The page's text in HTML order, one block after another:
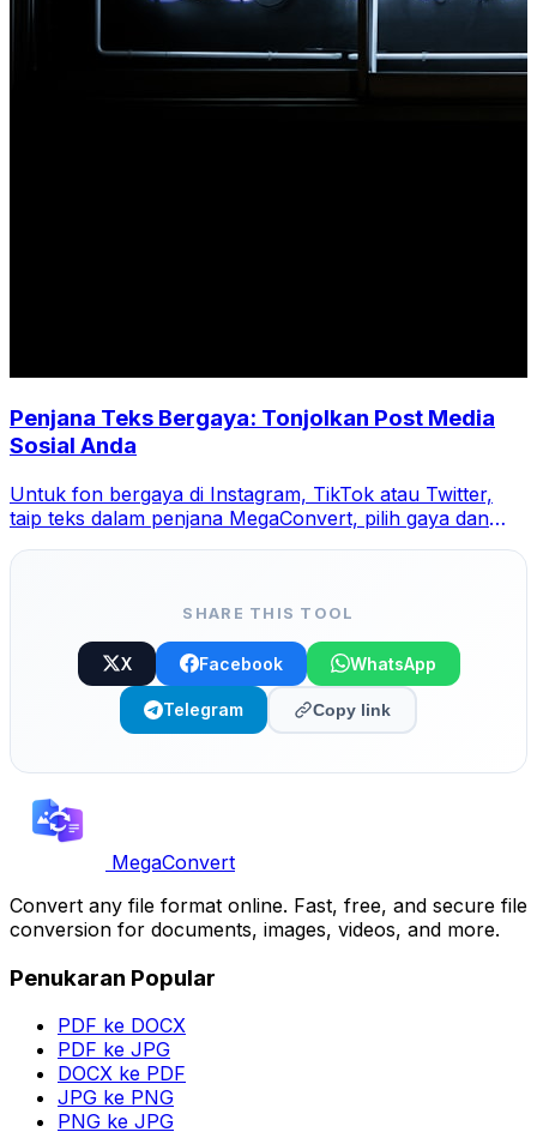
Penjana Teks Bergaya: Tonjolkan Post Media
Sosial Anda
Untuk fon bergaya di Instagram, TikTok atau Twitter,
taip teks dalam penjana MegaConvert, pilih gaya dan
SHARE THIS TOOL
X Facebook WhatsApp
Telegram Copy link
MegaConvert
Convert any file format online. Fast, free, and secure file
conversion for documents, images, videos, and more.
Penukaran Popular
PDF ke DOCX
PDF ke JPG
DOCX ke PDF
JPG ke PNG
PNG ke JPG